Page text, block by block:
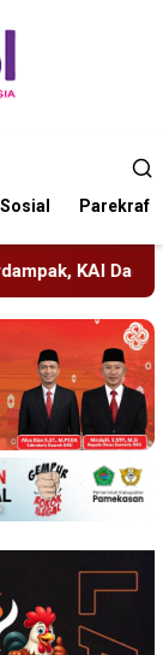
Sosial Parekraf
Pulihkan